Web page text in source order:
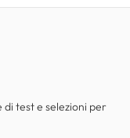
test e selezioni per